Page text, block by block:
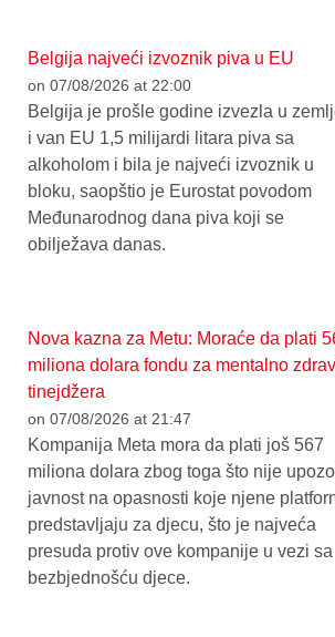
Belgija najveći izvoznik piva u EU
on 07/08/2026 at 22:00
Belgija je prošle godine izvezla u
i van EU 1,5 milijardi litara piva sa
alkoholom i bila je najveći izvoznik u
bloku, saopštio je Eurostat povodom
Međunarodnog dana piva koji se
obilježava danas.
Nova kazna za Metu: Moraće da plati
miliona dolara fondu za mentalno
tinejdžera
on 07/08/2026 at 21:47
Kompanija Meta mora da plati još 567
miliona dolara zbog toga što nije
javnost na opasnosti koje njene
predstavljaju za djecu, što je najveća
presuda protiv ove kompanije u vezi sa
bezbjednošću djece.